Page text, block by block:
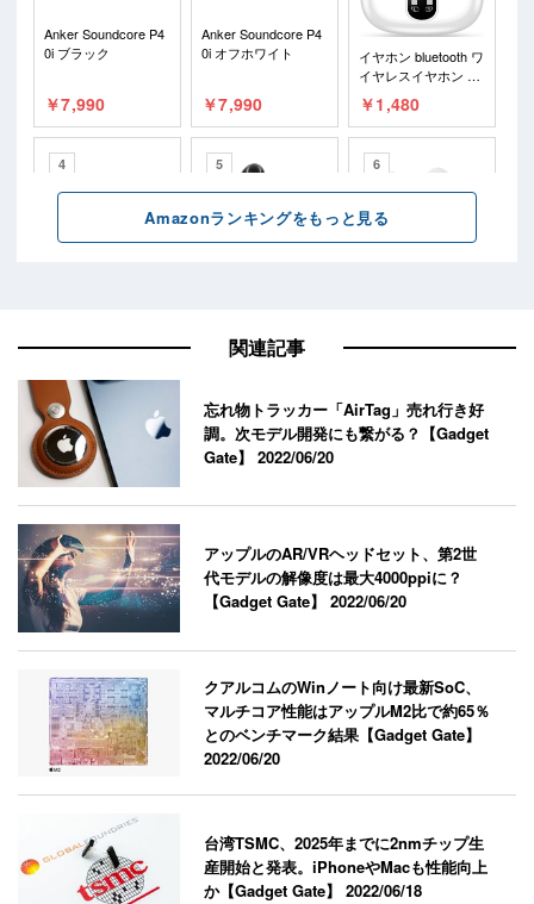
関連記事
忘れ物トラッカー「AirTag」売れ行き好
調。次モデル開発にも繋がる？【Gadget
Gate】2022/06/20
アップルのAR/VRヘッドセット、第2世
代モデルの解像度は最大4000ppiに？
【Gadget Gate】2022/06/20
クアルコムのWinノート向け最新SoC、
マルチコア性能はアップルM2比で約65％
とのベンチマーク結果【Gadget Gate】
2022/06/20
台湾TSMC、2025年までに2nmチップ生
産開始と発表。iPhoneやMacも性能向上
か【Gadget Gate】2022/06/18